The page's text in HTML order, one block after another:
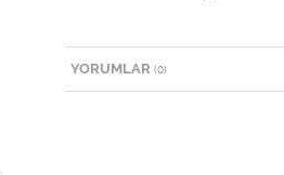
YORUMLAR (0)